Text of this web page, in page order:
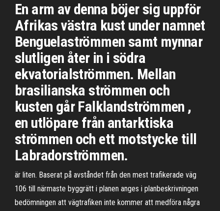
En arm av denna böjer sig uppför
Afrikas västra kust under namnet
Benguelaströmmen samt mynnar
slutligen åter in i södra
ekvatorialströmmen. Mellan
brasilianska strömmen och
kusten går Falklandströmmen ,
en utlöpare från antarktiska
strömmen och ett motstycke till
Labradorströmmen.
är liten. Baserat på avståndet från den mest trafikerade väg
106 till närmaste byggrätt i planen anges i planbeskrivningen
bedömningen att vägtrafiken inte kommer att medföra några